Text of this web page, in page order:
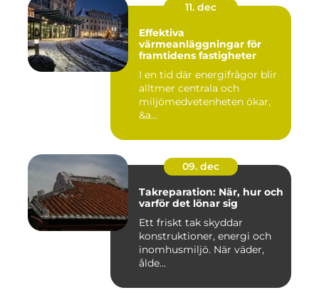
11. dec
Effektiva
värmeanläggningar för
framtidens fastigheter
I en tid där energifrågor blir
alltmer centrala och
miljömedvetenheten ökar,
&a...
09. dec
Takreparation: När, hur och
varför det lönar sig
Ett friskt tak skyddar
konstruktioner, energi och
inomhusmiljö. När väder,
ålde...